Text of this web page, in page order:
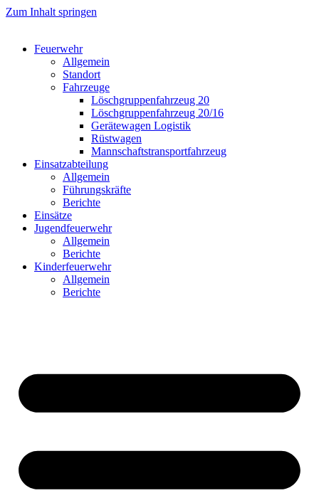
Zum Inhalt springen
Feuerwehr
Allgemein
Standort
Fahrzeuge
Löschgruppen­fahrzeug 20
Lösch­gruppen­fahrzeug 20/16
Geräte­wagen Logistik
Rüst­wagen
Mannschafts­transportfahrzeug
Einsatz­abteilung
Allgemein
Führungs­kräfte
Berichte
Einsätze
Jugend­feuerwehr
Allgemein
Berichte
Kinder­feuerwehr
Allgemein
Berichte